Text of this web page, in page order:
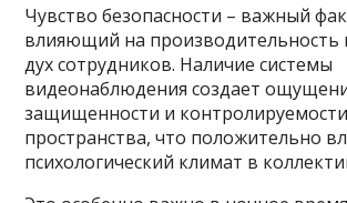
Чувство безопасности – важный
влияющий на
дух сотрудников. Наличие системы
видеонаблюдения создает
защищенности и
пространства, что положительно
психологический климат в